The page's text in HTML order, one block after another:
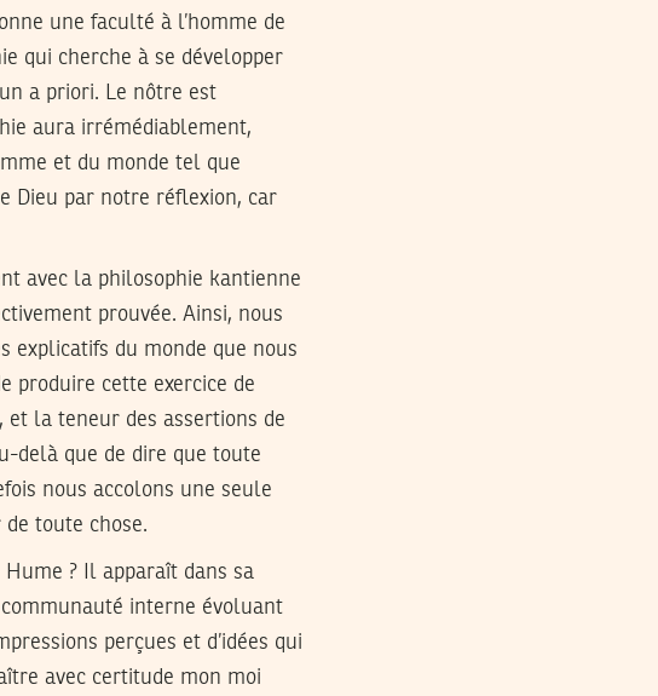
une faculté à l’homme de
qui cherche à se développer
a priori. Le nôtre est
aura irrémédiablement,
et du monde tel que
Dieu par notre réflexion, car
avec la philosophie kantienne
prouvée. Ainsi, nous
explicatifs du monde que nous
produire cette exercice de
la teneur des assertions de
delà que de dire que toute
nous accolons une seule
toute chose.
? Il apparaît dans sa
interne évoluant
perçues et d’idées qui
avec certitude mon moi